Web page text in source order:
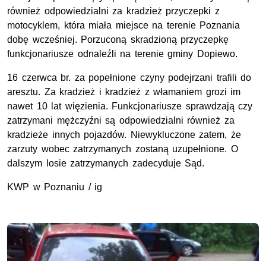
również odpowiedzialni za kradzież przyczepki z
motocyklem, która miała miejsce na terenie Poznania
dobę wcześniej. Porzuconą skradzioną przyczepkę
funkcjonariusze odnaleźli na terenie gminy Dopiewo.
16 czerwca br. za popełnione czyny podejrzani trafili do
aresztu. Za kradzież i kradzież z włamaniem grozi im
nawet 10 lat więzienia. Funkcjonariusze sprawdzają czy
zatrzymani mężczyźni są odpowiedzialni również za
kradzieże innych pojazdów. Niewykluczone zatem, że
zarzuty wobec zatrzymanych zostaną uzupełnione. O
dalszym losie zatrzymanych zadecyduje Sąd.
KWP w Poznaniu / ig